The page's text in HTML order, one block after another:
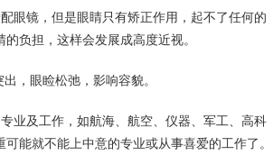
镜，但是眼睛只有矫正作用，起不了任何的
负担，这样会发展成高度近视。
，眼睑松弛，影响容貌。
及工作，如航海、航空、仪器、军工、高科
能就不能上中意的专业或从事喜爱的工作了。